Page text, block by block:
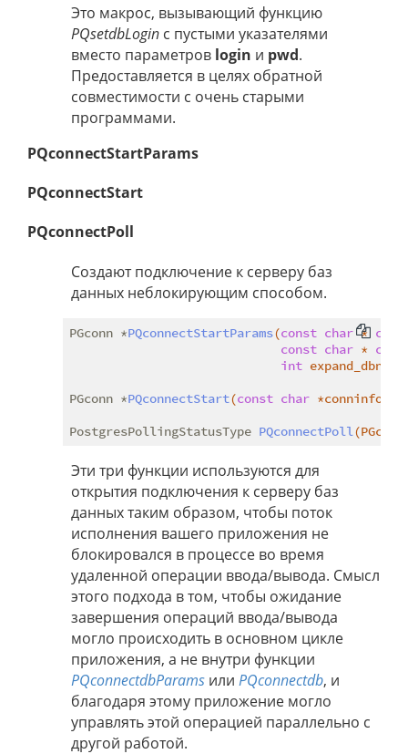
Это макрос, вызывающий функцию
PQsetdbLogin с пустыми указателями
вместо параметров login и pwd.
Предоставляется в целях обратной
совместимости с очень старыми
программами.
PQconnectStartParams
PQconnectStart
PQconnectPoll
Создают подключение к серверу баз
данных неблокирующим способом.
PGconn *PQconnectStartParams(const char *
const char *
int
PGconn *PQconnectStart(const char *conninfo)
PostgresPollingStatusType PQconnectPoll
Эти три функции используются для
открытия подключения к серверу баз
данных таким образом, чтобы поток
исполнения вашего приложения не
блокировался в процессе во время
удаленной операции ввода/вывода. Смысл
этого подхода в том, чтобы ожидание
завершения операций ввода/вывода
могло происходить в основном цикле
приложения, а не внутри функции
PQconnectdbParams или PQconnectdb, и
благодаря этому приложение могло
управлять этой операцией параллельно с
другой работой.